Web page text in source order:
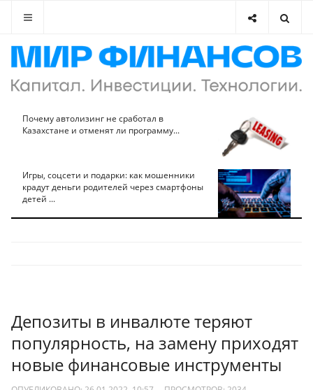
Почему автолизинг не сработал в
Казахстане и отменят ли программу...
Игры, соцсети и подарки: как мошенники
крадут деньги родителей через смартфоны
детей ...
Депозиты в инвалюте теряют
популярность, на замену приходят
новые финансовые инструменты